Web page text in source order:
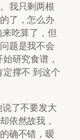
我只剩两根
了，怎么办
吃算了，但
题是我不会
研究食谱，
撑不 到这个
了不要发大
依然故我，
确不错，暧